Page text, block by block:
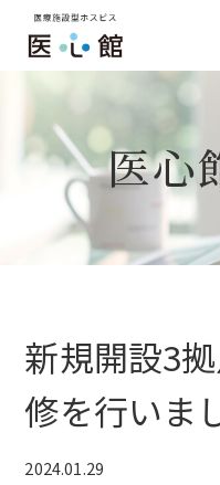
医心
新規開設3
修を行いま
2024.01.29